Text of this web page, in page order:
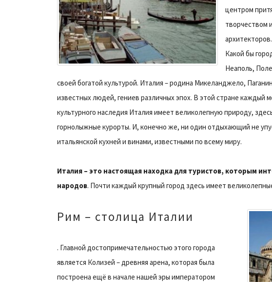
центром
творчеством
Какой бы
Неаполь,
своей богатой культурой. Италия – родина Микеланджело,
известных людей, гениев различных эпох. В этой стране каждый
культурного наследия Италия имеет великолепную природу,
горнолыжные курорты. И, конечно же, ни один отдыхающий не
итальянской кухней и винами, известными по всему миру.
Италия – это настоящая находка для туристов, которым
народов. Почти каждый крупный город здесь имеет
Рим – столица Италии
. Главной достопримечательностью этого города
является Колизей – древняя арена, которая была
построена ещё в начале нашей эры императором